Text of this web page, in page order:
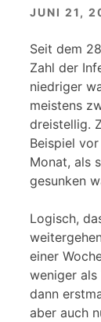
JUNI 21,
Seit dem
Zahl der
niedriger
meistens
dreistellig.
Beispiel
Monat, als
gesunken
Logisch,
einer
weniger
dann
aber auch